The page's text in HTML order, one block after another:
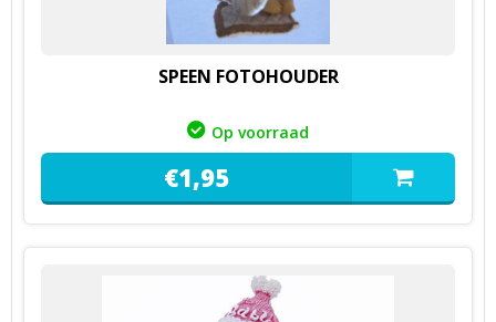
SPEEN FOTOHOUDER
Op voorraad
€1,95